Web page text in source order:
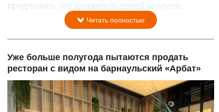
предложить эту должность своей коллеге.
Читать полностью
Уже больше полугода пытаются продать
ресторан с видом на барнаульский «Арбат»